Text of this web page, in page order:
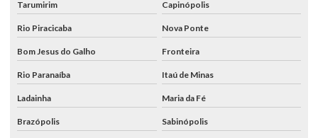
Tarumirim Capinópolis
Rio Piracicaba Nova Ponte
Bom Jesus do Galho Fronteira
Rio Paranaíba Itaú de Minas
Ladainha Maria da Fé
Brazópolis Sabinópolis